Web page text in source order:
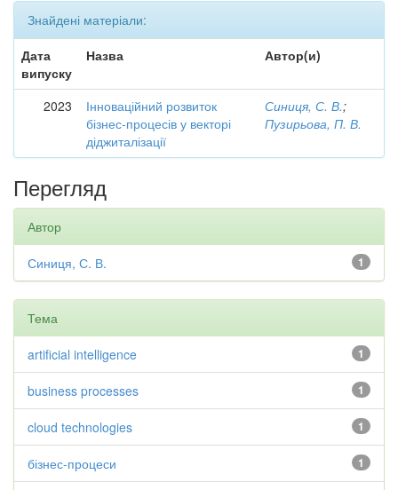
Знайдені матеріали:
Дата
випуску
Назва Автор(и)
2023
Інноваційний розвиток
бізнес-процесів у векторі
діджиталізації
Синиця, С. В.;
Пузирьова, П. В.
Перегляд
Автор
1
Синиця, С. В.
Тема
1
artificial intelligence
1
business processes
1
cloud technologies
1
бізнес-процеси